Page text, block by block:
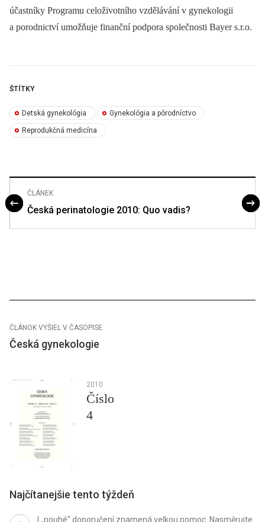
účastníky Programu celoživotního vzdělávání v gynekologii
a porodnictví umožňuje finanční podpora společnosti Bayer s.r.o.
ŠTÍTKY
Detská gynekológia Gynekológia a pôrodníctvo
Reprodukčná medicína
ČLÁNEK
Česká perinatologie 2010: Quo vadis?
ČLÁNOK VYŠIEL V ČASOPISE
Česká gynekologie
2010
Číslo
4
Najčítanejšie tento týždeň
I „pouhé“ doporučení znamená velkou pomoc. Nasměrujte